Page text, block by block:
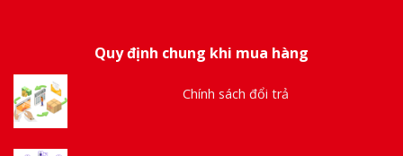
Quy định chung khi mua hàng
Chính sách đổi trả